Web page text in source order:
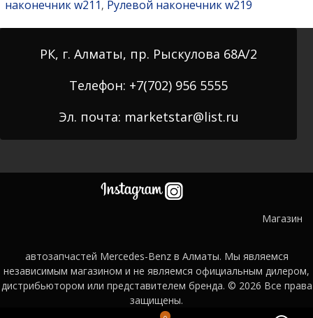
наконечник w211 , Рулевой наконечник w219
РК, г. Алматы, пр. Рыскулова 68А/2
Телефон: +7(702) 956 5555
Эл. почта: marketstar@list.ru
Магазин
автозапчастей Mercedes-Benz в Алматы. Мы являемся
независимым магазином и не являемся официальным дилером,
дистрибьютором или представителем бренда. © 2026 Все права
защищены.